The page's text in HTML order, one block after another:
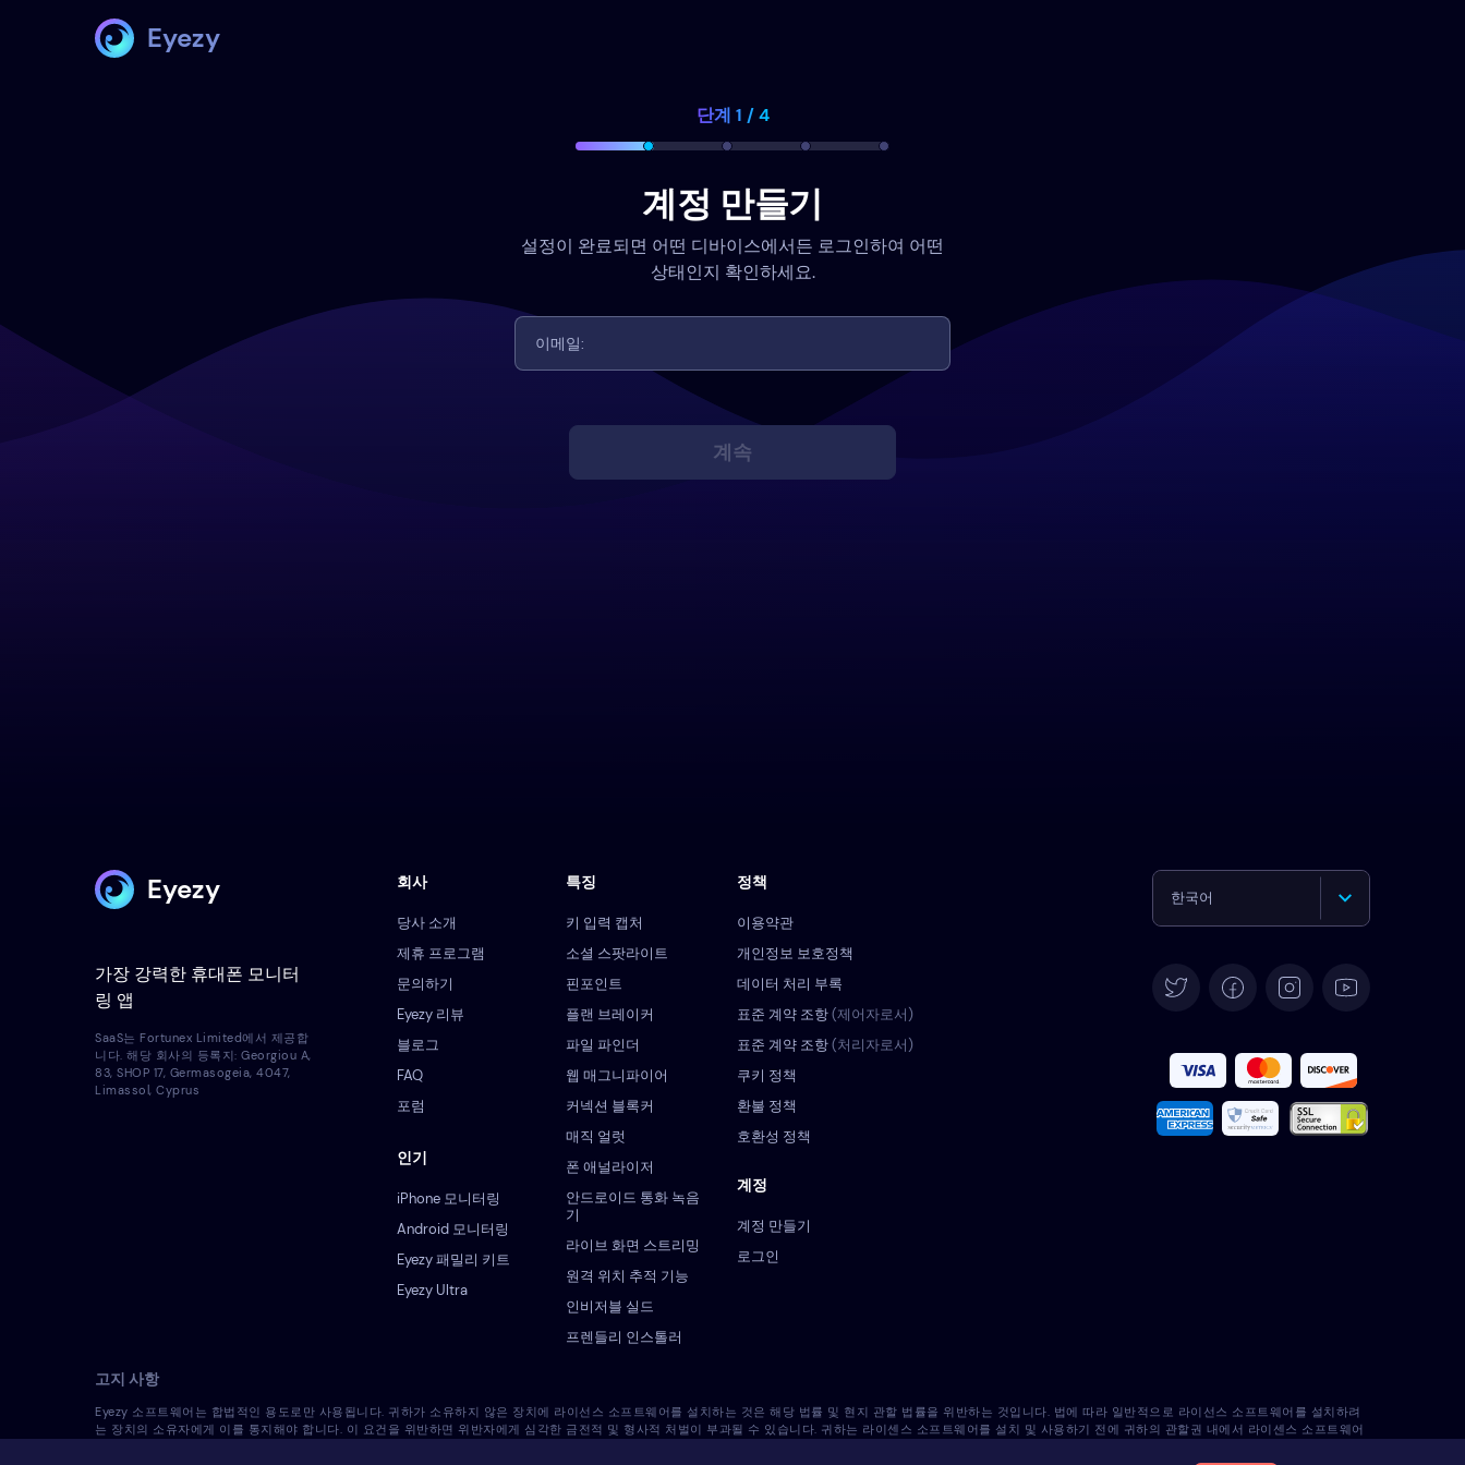
Eyezy
단계 1 / 4
계정 만들기
설정이 완료되면 어떤 디바이스에서든 로그인하여 어떤
상태인지 확인하세요.
계속
Eyezy
가장 강력한 휴대폰 모니터
링 앱
회사
당사 소개
제휴 프로그램
문의하기
Eyezy 리뷰
블로그
FAQ
포럼
인기
iPhone 모니터링
Android 모니터링
Eyezy 패밀리 키트
Eyezy Ultra
계정
계정 만들기
로그인
정책
이용약관
개인정보 보호정책
데이터 처리 부록
표준 계약 조항(제어자로서)
표준 계약 조항(처리자로서)
쿠키 정책
환불 정책
호환성 정책
특징
키 입력 캡처
소셜 스팟라이트
핀포인트
플랜 브레이커
파일 파인더
웹 매그니파이어
커넥션 블록커
매직 얼럿
폰 애널라이저
안드로이드 통화 녹음
기
라이브 화면 스트리밍
원격 위치 추적 기능
인비저블 실드
프렌들리 인스톨러
한국어
Español
Français
SaaS는 Fortunex Limited에서 제공합
니다. 해당 회사의 등록지: Georgiou A,
83, SHOP 17, Germasogeia, 4047,
Limassol, Cyprus
고지 사항
Eyezy 소프트웨어는 합법적인 용도로만 사용됩니다. 귀하가 소유하지 않은 장치에 라이선스 소프트웨어를 설치하는 것은 해당 법률 및 현지 관할 법률을 위반하는 것입니다. 법에 따라 일반적으로 라이선스 소프트웨어를 설치하려
는 장치의 소유자에게 이를 통지해야 합니다. 이 요건을 위반하면 위반자에게 심각한 금전적 및 형사적 처벌이 부과될 수 있습니다. 귀하는 라이센스 소프트웨어를 설치 및 사용하기 전에 귀하의 관할권 내에서 라이센스 소프트웨어